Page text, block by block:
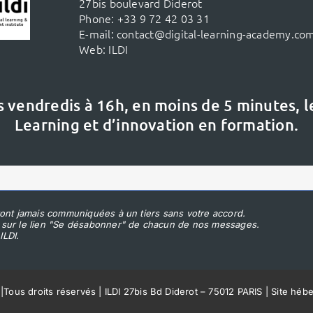
Phone: +33 9 72 42 03 31
E-mail: contact@digital-learning-
Web: ILDI
à 16h, en moins de 5 minutes,
Learning et d’innovation en formation.
jamais communiquées à un tiers sans votre accord.
le lien "Se désabonner" de chacun de nos messages.
Tous droits réservés | ILDI 27bis Bd Diderot – 75012 PARIS | Site